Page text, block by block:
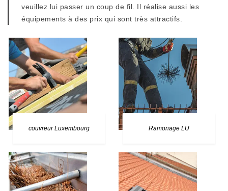
veuillez lui passer un coup de fil. Il réalise aussi les
équipements à des prix qui sont très attractifs.
couvreur Luxembourg Ramonage LU